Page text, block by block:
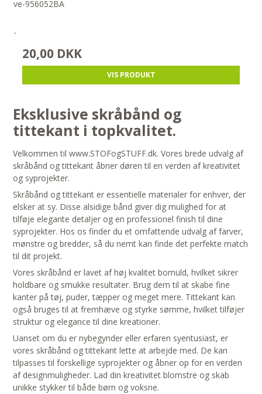
ve-956052BA
-
20,00 DKK
VIS PRODUKT
Eksklusive skråbånd og
tittekant i topkvalitet.
Velkommen til www.STOFogSTUFF.dk. Vores brede udvalg af
skråbånd og tittekant åbner døren til en verden af kreativitet
og syprojekter.
Skråbånd og tittekant er essentielle materialer for enhver, der
elsker at sy. Disse alsidige bånd giver dig mulighed for at
tilføje elegante detaljer og en professionel finish til dine
syprojekter. Hos os finder du et omfattende udvalg af farver,
mønstre og bredder, så du nemt kan finde det perfekte match
til dit projekt.
Vores skråbånd er lavet af høj kvalitet bomuld, hvilket sikrer
holdbare og smukke resultater. Brug dem til at skabe fine
kanter på tøj, puder, tæpper og meget mere. Tittekant kan
også bruges til at fremhæve og styrke sømme, hvilket tilføjer
struktur og elegance til dine kreationer.
Uanset om du er nybegynder eller erfaren syentusiast, er
vores skråbånd og tittekant lette at arbejde med. De kan
tilpasses til forskellige syprojekter og åbner op for en verden
af designmuligheder. Lad din kreativitet blomstre og skab
unikke stykker til både børn og voksne.